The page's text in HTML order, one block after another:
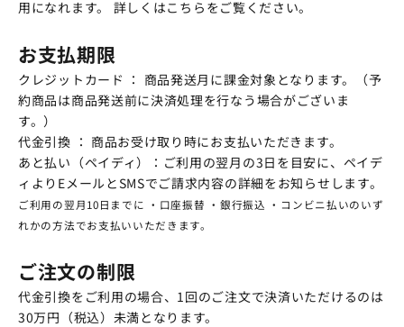
用になれます。 詳しくはこちらをご覧ください。
お支払期限
クレジットカード ： 商品発送月に課金対象となります。（予
約商品は商品発送前に決済処理を行なう場合がございま
す。）
代金引換 ： 商品お受け取り時にお支払いただきます。
あと払い（ペイディ）：ご利用の翌月の3日を目安に、ペイデ
ィよりEメールとSMSでご請求内容の詳細をお知らせします。
ご利用の翌月10日までに ・口座振替 ・銀行振込 ・コンビニ払いのいず
れかの方法でお支払いいただきます。
ご注文の制限
代金引換をご利用の場合、1回のご注文で決済いただけるのは
30万円（税込）未満となります。